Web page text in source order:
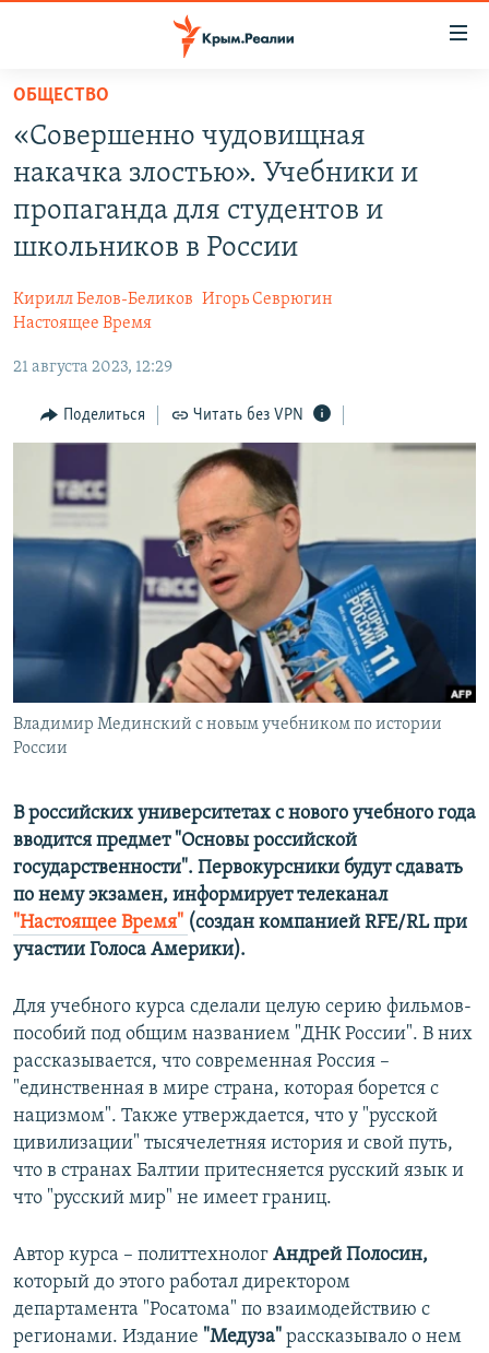
Вернуться
основному
содержанию
главной
Вернутся
поиску
СПЕЦПРОЕКТЫ
КАРТА ВОЕННЫХ ОБЪЕКТОВ КРЫМА
ИНТЕРАКТИВ
ПРОПАВШИЕ БЕЗ ВЕСТИ
ПОБЕДИТЕЛЕЙ НЕ СУДЯТ?
КРЫМ.НЕПОКОРЕННЫЙ
ELIFBE
УКРАИНСКАЯ ПРОБЛЕМА КРЫМА
РАДІО СВОБОДА
Українською
Qırımtatar
ПРИСОЕДИНЯЙТЕСЬ!
Все сайты RFE/RL
ОБЩЕСТВО
«Совершенно чудовищная
накачка злостью». Учебники и
пропаганда для студентов и
школьников в России
Кирилл Белов-Беликов Игорь Севрюгин
Настоящее Время
21 августа 2023, 12:29
Поделиться Читать без VPN
Владимир Мединский с новым учебником по истории
России
В российских университетах с нового учебного года
вводится предмет "Основы российской
государственности". Первокурсники будут сдавать
по нему экзамен, информирует телеканал
"Настоящее Время" (создан компанией RFE/RL при
участии Голоса Америки).
Для учебного курса сделали целую серию фильмов-
пособий под общим названием "ДНК России". В них
рассказывается, что современная Россия –
"единственная в мире страна, которая борется с
нацизмом". Также утверждается, что у "русской
цивилизации" тысячелетняя история и свой путь,
что в странах Балтии притесняется русский язык и
что "русский мир" не имеет границ.
Автор курса – политтехнолог Андрей Полосин,
который до этого работал директором
департамента "Росатома" по взаимодействию с
регионами. Издание "Медуза" рассказывало о нем